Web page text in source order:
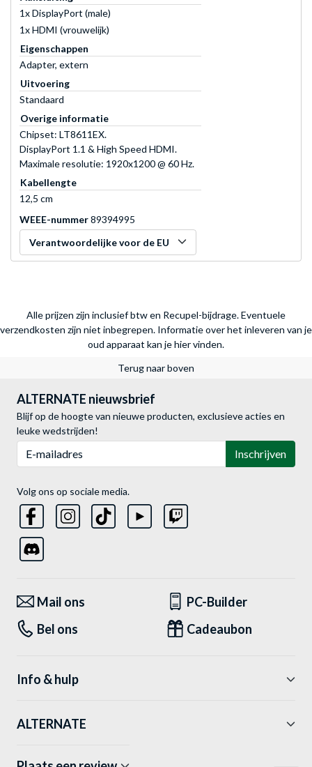
1x DisplayPort (male)
1x HDMI (vrouwelijk)
Eigenschappen
Adapter, extern
Uitvoering
Standaard
Overige informatie
Chipset: LT8611EX.
DisplayPort 1.1 & High Speed HDMI.
Maximale resolutie: 1920x1200 @ 60 Hz.
Kabellengte
12,5 cm
WEEE-nummer89394995
Verantwoordelijke voor de EU
Alle prijzen zijn inclusief btw en Recupel-bijdrage. Eventuele
verzendkosten zijn niet inbegrepen. Informatie over het inleveren van je
oud apparaat kan je hier vinden.
Terug naar boven
ALTERNATE nieuwsbrief
Blijf op de hoogte van nieuwe producten, exclusieve acties en
leuke wedstrijden!
Inschrijven
Volg ons op sociale media.
Mail ons
PC-Builder
Bel ons
Cadeaubon
Info & hulp
ALTERNATE